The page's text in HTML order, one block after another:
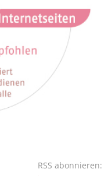
RSS abonnieren: